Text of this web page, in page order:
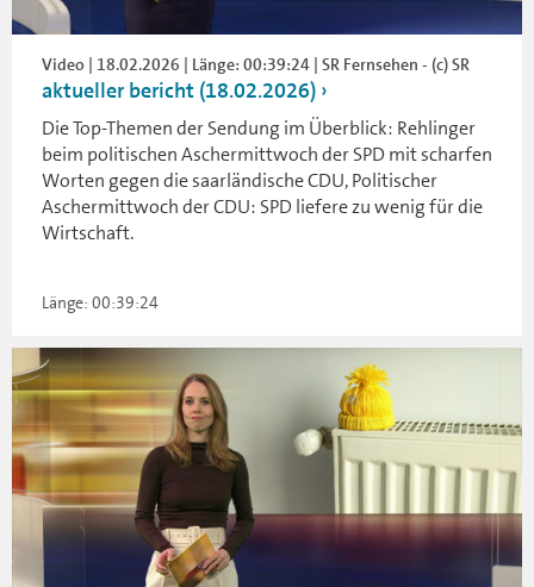
Video | 18.02.2026 | Länge: 00:39:24 | SR Fernsehen - (c) SR
aktueller bericht (18.02.2026)
Die Top-Themen der Sendung im Überblick: Rehlinger
beim politischen Aschermittwoch der SPD mit scharfen
Worten gegen die saarländische CDU, Politischer
Aschermittwoch der CDU: SPD liefere zu wenig für die
Wirtschaft.
Länge: 00:39:24